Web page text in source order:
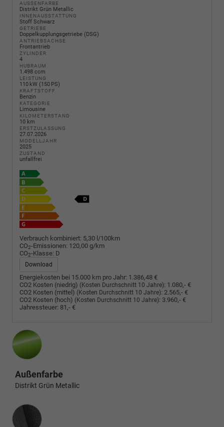
AUSSENFARBE
Distrikt Grün Metallic
INNENAUSSTATTUNG
Stoff Schwarz
GETRIEBE
Doppelkupplungsgetriebe (DSG)
ANTRIEBSACHSE
Frontantrieb
ZYLINDER
4
HUBRAUM
1.498 ccm
LEISTUNG
110 kW (150 PS)
KRAFTSTOFF
Benzin
KATEGORIE
Limousine
KILOMETERSTAND
10 km
ERSTZULASSUNG
27.07.2026
MODELLJAHR
2025
ZUSTAND
unfallfrei
Verbrauch kombiniert: 5,30 l/100km
CO2-Emissionen: 120,00 g/km
CO2-Klasse: D
Download
Energiekosten bei 15.000 km pro Jahr: 1.386,48 €
CO2 Kosten (niedrig) (Kosten Durchschnitt 10 Jahre): 1.080,- €
CO2 Kosten (mittel) (Kosten Durchschnitt 10 Jahre): 2.565,- €
CO2 Kosten (hoch) (Kosten Durchschnitt 10 Jahre): 3.960,- €
Jahressteuer: 81,- €
Außenfarbe
Distrikt Grün Metallic
Innenausstattung